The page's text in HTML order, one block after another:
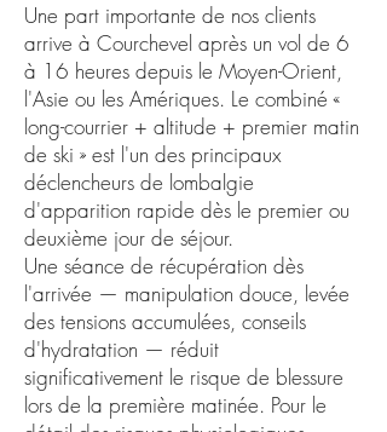
Une part importante de nos clients
arrive à Courchevel après un vol de 6
à 16 heures depuis le Moyen-Orient,
l'Asie ou les Amériques. Le combiné «
long-courrier + altitude + premier matin
de ski » est l'un des principaux
déclencheurs de lombalgie
d'apparition rapide dès le premier ou
deuxième jour de séjour.
Une séance de récupération dès
l'arrivée — manipulation douce, levée
des tensions accumulées, conseils
d'hydratation — réduit
significativement le risque de blessure
lors de la première matinée. Pour le